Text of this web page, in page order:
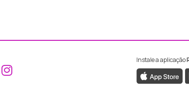
Aceder ao Facebook da RTP
Aceder ao Instagram da RTP
Instale a aplicação